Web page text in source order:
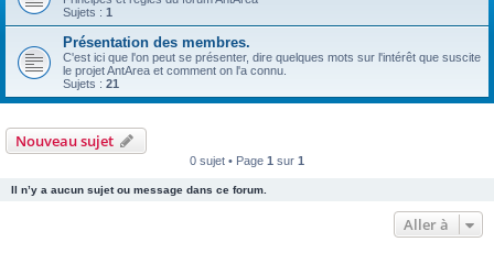
Sujets : 1
Présentation des membres.
C'est ici que l'on peut se présenter, dire quelques mots sur l'intérêt que suscite
le projet AntArea et comment on l'a connu.
Sujets : 21
Nouveau sujet
0 sujet • Page 1 sur 1
Il n’y a aucun sujet ou message dans ce forum.
Aller à